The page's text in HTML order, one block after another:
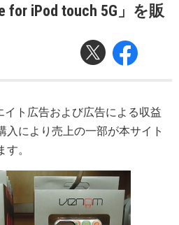
for iPod touch 5G」を販
ト広告および広告による収益
入により売上の一部が本サイト
。